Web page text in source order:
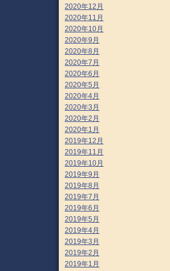
2020年12月
2020年11月
2020年10月
2020年9月
2020年8月
2020年7月
2020年6月
2020年5月
2020年4月
2020年3月
2020年2月
2020年1月
2019年12月
2019年11月
2019年10月
2019年9月
2019年8月
2019年7月
2019年6月
2019年5月
2019年4月
2019年3月
2019年2月
2019年1月